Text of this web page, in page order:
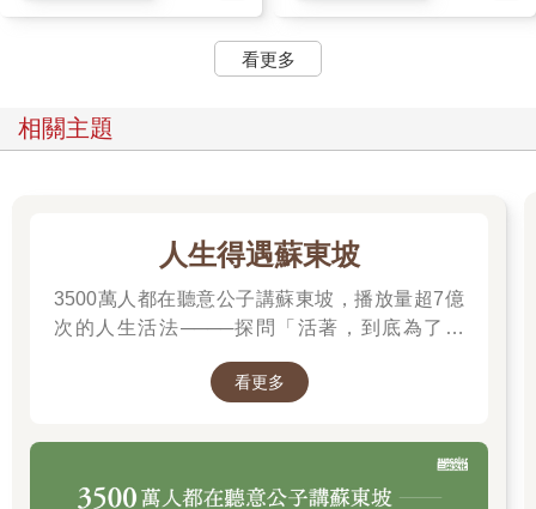
看更多
相關主題
人生得遇蘇東坡
3500萬人都在聽意公子講蘇東坡，播放量超7億
次的人生活法────探問「活著，到底為了什
看更多